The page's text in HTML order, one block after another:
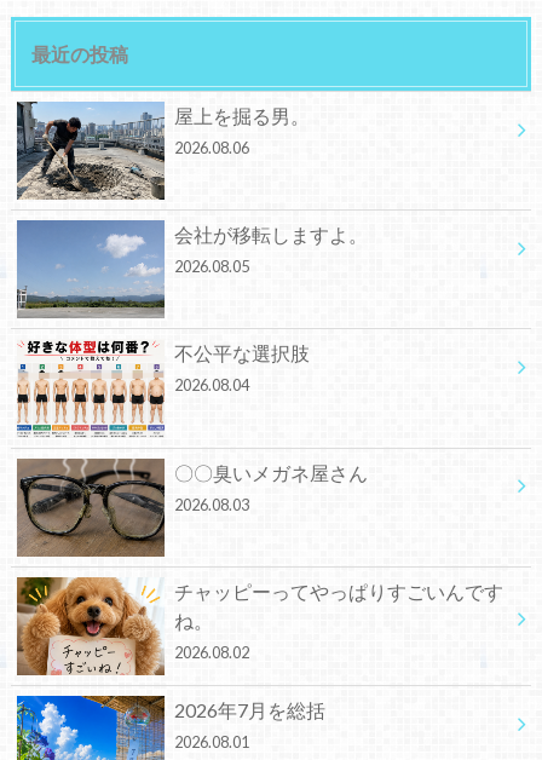
最近の投稿
屋上を掘る男。
2026.08.06
会社が移転しますよ。
2026.08.05
不公平な選択肢
2026.08.04
〇〇臭いメガネ屋さん
2026.08.03
チャッピーってやっぱりすごいんです
ね。
2026.08.02
2026年7月を総括
2026.08.01